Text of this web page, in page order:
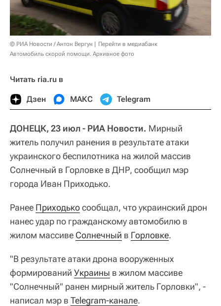
© РИА Новости / Антон Вергун
Перейти в медиабанк
Автомобиль скорой помощи. Архивное фото
Читать ria.ru в
Дзен МАКС Telegram
ДОНЕЦК, 23 июл - РИА Новости. Мирный
житель получил ранения в результате атаки
украинского беспилотника на жилой массив
Солнечный в Горловке в ДНР, сообщил мэр
города Иван Приходько.
Ранее Приходькосообщал, что украинский дрон
нанес удар по гражданскому автомобилю в
жилом массиве Солнечный в Горловке.
"В результате атаки дрона вооруженных
формирований Украины в жилом массиве
"Солнечный" ранен мирный житель Горловки", -
написал мэр в Telegram-канале.